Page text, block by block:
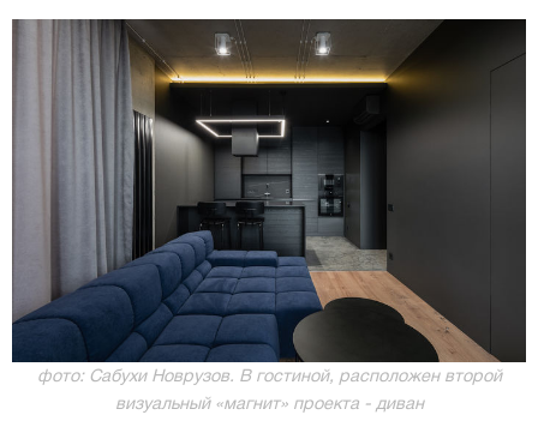
фото: Сабухи Новрузов. В гостиной, расположен второй
визуальный «магнит» проекта - диван